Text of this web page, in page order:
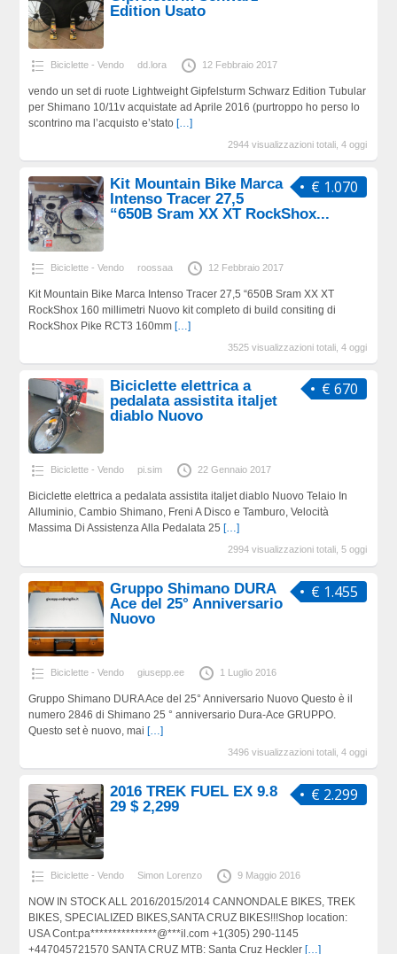
Edition Usato
Biciclette - Vendo dd.lora 12 Febbraio 2017
vendo un set di ruote Lightweight Gipfelsturm Schwarz Edition Tubular
per Shimano 10/11v acquistate ad Aprile 2016 (purtroppo ho perso lo
scontrino ma l’acquisto e’stato […]
2944 visualizzazioni totali, 4 oggi
€ 1.070
Kit Mountain Bike Marca
Intenso Tracer 27,5
“650B Sram XX XT RockShox...
Biciclette - Vendo roossaa 12 Febbraio 2017
Kit Mountain Bike Marca Intenso Tracer 27,5 “650B Sram XX XT
RockShox 160 millimetri Nuovo kit completo di build consiting di
RockShox Pike RCT3 160mm […]
3525 visualizzazioni totali, 4 oggi
€ 670
Biciclette elettrica a
pedalata assistita italjet
diablo Nuovo
Biciclette - Vendo pi.sim 22 Gennaio 2017
Biciclette elettrica a pedalata assistita italjet diablo Nuovo Telaio In
Alluminio, Cambio Shimano, Freni A Disco e Tamburo, Velocità
Massima Di Assistenza Alla Pedalata 25 […]
2994 visualizzazioni totali, 5 oggi
€ 1.455
Gruppo Shimano DURA
Ace del 25° Anniversario
Nuovo
Biciclette - Vendo giusepp.ee 1 Luglio 2016
Gruppo Shimano DURA Ace del 25° Anniversario Nuovo Questo è il
numero 2846 di Shimano 25 ° anniversario Dura-Ace GRUPPO.
Questo set è nuovo, mai […]
3496 visualizzazioni totali, 4 oggi
€ 2.299
2016 TREK FUEL EX 9.8
29 $ 2,299
Biciclette - Vendo Simon Lorenzo 9 Maggio 2016
NOW IN STOCK ALL 2016/2015/2014 CANNONDALE BIKES, TREK
BIKES, SPECIALIZED BIKES,SANTA CRUZ BIKES!!!Shop location:
USA Cont:pa***************@***il.com +1(305) 290-1145
+447045721570 SANTA CRUZ MTB: Santa Cruz Heckler […]